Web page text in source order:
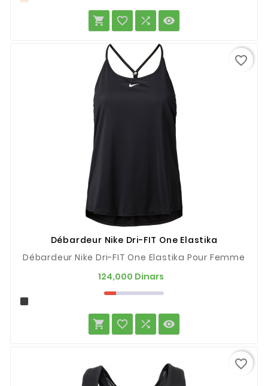
   
Débardeur Nike Dri-FIT One Elastika
Débardeur Nike Dri-FIT One Elastika Pour Femme
124,000 Dinars
   
favorite_border
favorite_border